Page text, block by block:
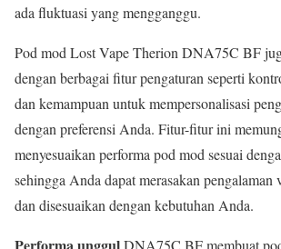
ada fluktuasi yang mengganggu.
Pod mod Lost Vape Therion DNA75C BF
dengan berbagai fitur pengaturan seperti
dan kemampuan untuk mempersonalisasi
dengan preferensi Anda. Fitur-fitur ini
menyesuaikan performa pod mod sesuai
sehingga Anda dapat merasakan
dan disesuaikan dengan kebutuhan Anda.